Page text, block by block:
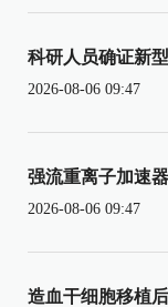
科研人员确证新
2026-08-06 09:47
强流重离子加速
2026-08-06 09:47
造血干细胞移植